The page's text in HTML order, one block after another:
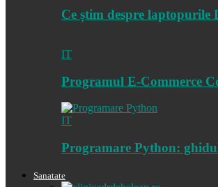
Ce știm despre laptopurile
IT
Programul E-Commerce
IT
Programare Python:
Sanatate